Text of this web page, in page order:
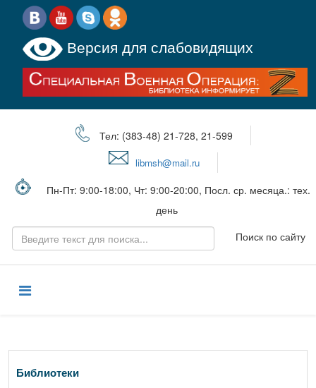
Версия для слабовидящих
Тел: (383-48) 21-728, 21-599
libmsh@mail.ru
Пн-Пт: 9:00-18:00, Чт: 9:00-20:00, Посл. ср. месяца.: тех.
день
Поиск по сайту
Библиотеки